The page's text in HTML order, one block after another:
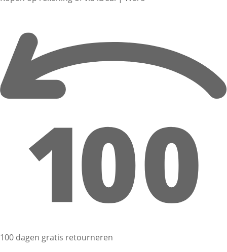
100 dagen gratis retourneren